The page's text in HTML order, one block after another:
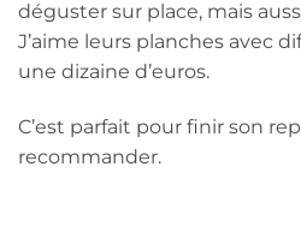
déguster sur place, mais
J’aime leurs planches avec
une dizaine d’euros.
C’est parfait pour finir son
recommander.